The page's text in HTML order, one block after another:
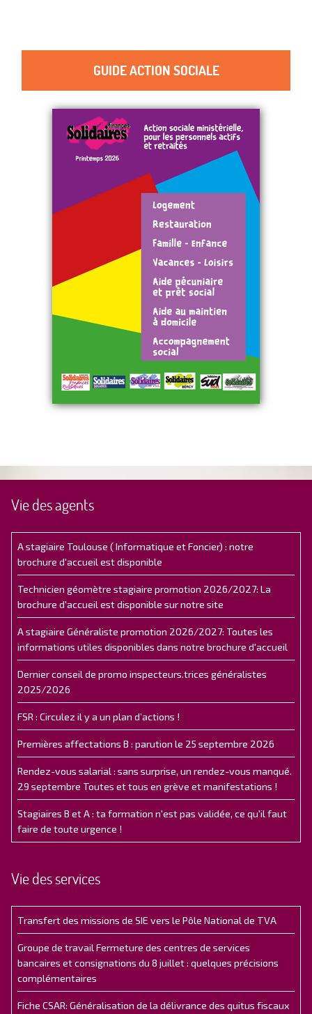
GUIDE ACTION SOCIALE
Vie des agents
A stagiaire Toulouse ( Informatique et Foncier) : notre
brochure d'accueil est disponible
Technicien géomètre stagiaire promotion 2026/2027: La
brochure d'accueil est disponible sur notre site
A stagiaire Généraliste promotion 2026/2027: Toutes les
informations utiles disponibles dans notre brochure d'accueil
Dernier conseil de promo inspecteurs.trices généralistes
2025/2026
FSR : Circulez il y a un plan d’actions !
Premières affectations B : parution le 25 septembre 2026
Rendez-vous salarial : sans surprise, un rendez-vous manqué.
29 septembre Toutes et tous en grève et manifestations !
Stagiaires B et A : ta formation n'est pas validée, ce qu'il faut
faire de toute urgence !
Vie des services
Transfert des missions de SIE vers le Pôle National de TVA
Groupe de travail Fermeture des centres de services
bancaires et consignations du 8 juillet : quelques précisions
complémentaires
Fiche CSAR: Généralisation de la délivrance des quitus fiscaux